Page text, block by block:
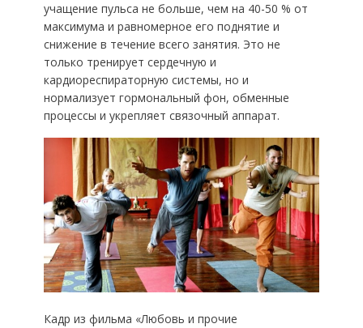
учащение пульса не больше, чем на 40-50 % от
максимума и равномерное его поднятие и
снижение в течение всего занятия. Это не
только тренирует сердечную и
кардиореспираторную системы, но и
нормализует гормональный фон, обменные
процессы и укрепляет связочный аппарат.
Кадр из фильма «Любовь и прочие